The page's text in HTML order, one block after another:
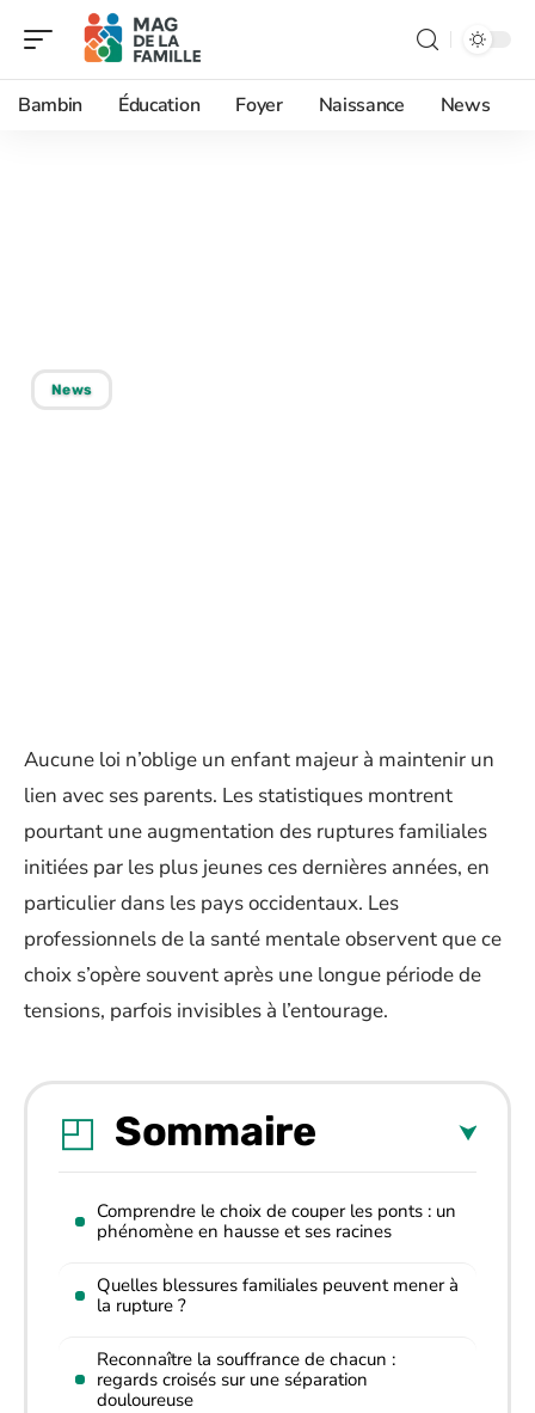
Bambin Éducation Foyer Naissance News
News
Aucune loi n’oblige un enfant majeur à maintenir un
lien avec ses parents. Les statistiques montrent
pourtant une augmentation des ruptures familiales
initiées par les plus jeunes ces dernières années, en
particulier dans les pays occidentaux. Les
professionnels de la santé mentale observent que ce
choix s’opère souvent après une longue période de
tensions, parfois invisibles à l’entourage.
Sommaire
Comprendre le choix de couper les ponts : un
phénomène en hausse et ses racines
Quelles blessures familiales peuvent mener à
la rupture ?
Reconnaître la souffrance de chacun :
regards croisés sur une séparation
douloureuse